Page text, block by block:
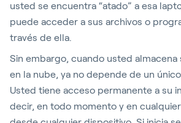
usted se encuentra “atado” a esa
puede acceder a sus archivos o
través de ella.
Sin embargo, cuando usted
en la nube, ya no depende de un
Usted tiene acceso permanente a su
decir, en todo momento y en